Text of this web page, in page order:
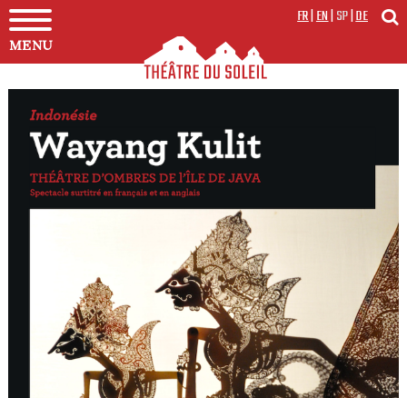
MENU
FR|EN|SP|DE